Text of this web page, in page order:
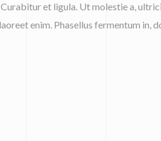
et ligula. Ut molestie a,
enim. Phasellus fermentum in,